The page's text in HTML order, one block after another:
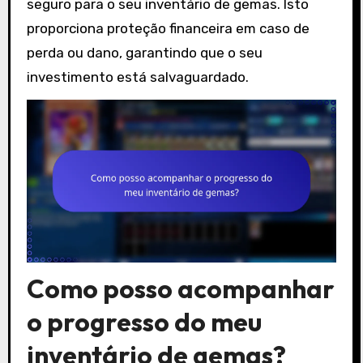
seguro para o seu inventário de gemas. Isto
proporciona proteção financeira em caso de
perda ou dano, garantindo que o seu
investimento está salvaguardado.
Como posso acompanhar
o progresso do meu
inventário de gemas?